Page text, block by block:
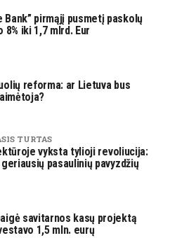
Bank” pirmąjį pusmetį paskolų
iki 1,7 mlrd. Eur
reforma: ar Lietuva bus
TURTAS
vyksta tylioji revoliucija:
pasaulinių pavyzdžių
savitarnos kasų projektą
1,5 mln. eurų